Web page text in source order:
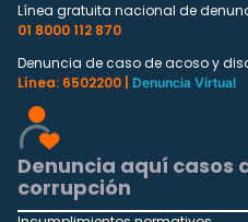
Línea gratuita nacional de
01 8000 112 870
Denuncia de caso de acoso y
Línea: 6502200 |
Denuncia Virtual
Denuncia aquí casos
corrupción